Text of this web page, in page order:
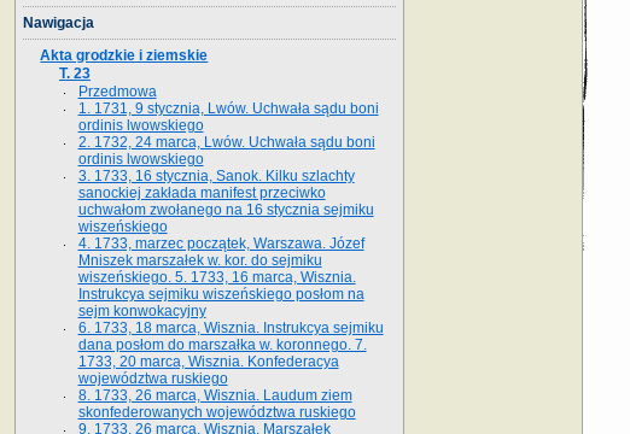
Nawigacja
Akta grodzkie i ziemskie
T. 23
Przedmowa
1. 1731, 9 stycznia, Lwów. Uchwała sądu boni
ordinis lwowskiego
2. 1732, 24 marca, Lwów. Uchwała sądu boni
ordinis lwowskiego
3. 1733, 16 stycznia, Sanok. Kilku szlachty
sanockiej zakłada manifest przeciwko
uchwałom zwołanego na 16 stycz­nia sejmiku
wiszeńskiego
4. 1733, marzec początek, Warszawa. Józef
Mniszek marszałek w. kor. do sejmiku
wiszeńskiego. 5. 1733, 16 marca, Wisznia.
Instrukcya sejmiku wiszeńskiego posłom na
sejm konwokacyjny
6. 1733, 18 marca, Wisznia. Instrukcya sejmiku
dana posłom do marszałka w. koronnego. 7.
1733, 20 marca, Wisznia. Konfederacya
województwa ruskiego
8. 1733, 26 marca, Wisznia. Laudum ziem
skonfederowanych województwa ruskiego
9. 1733, 26 marca, Wisznia. Marszałek